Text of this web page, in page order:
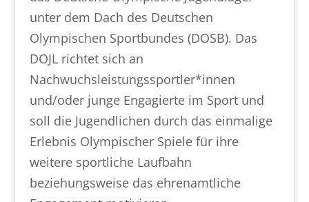
unter dem Dach des Deutschen
Olympischen Sportbundes (DOSB). Das
DOJL richtet sich an
Nachwuchsleistungssportler*innen
und/oder junge Engagierte im Sport und
soll die Jugendlichen durch das einmalige
Erlebnis Olympischer Spiele für ihre
weitere sportliche Laufbahn
beziehungsweise das ehrenamtliche